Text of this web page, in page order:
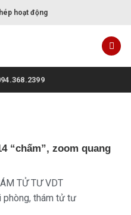
hoạt động
“chấm”, zoom quang
TỬ TƯ VDT
phòng, thám tử tư